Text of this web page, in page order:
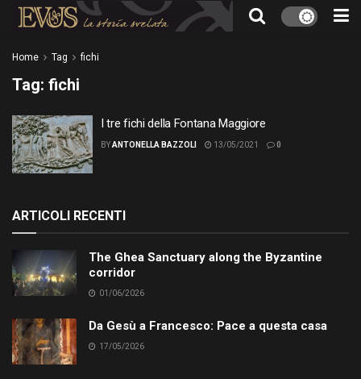
Home Tag fichi
Tag: fichi
I tre fichi della Fontana Maggiore
BYANTONELLA BAZZOLI 13/05/2021 0
ARTICOLI RECENTI
The Ghea Sanctuary along the Byzantine
corridor
01/06/2026
Da Gesù a Francesco: Pace a questa casa
17/05/2026